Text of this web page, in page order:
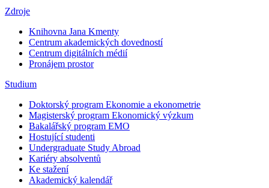
Zdroje
Knihovna Jana Kmenty
Centrum akademických dovedností
Centrum digitálních médií
Pronájem prostor
Studium
Doktorský program Ekonomie a ekonometrie
Magisterský program Ekonomický výzkum
Bakalářský program EMO
Hostující studenti
Undergraduate Study Abroad
Kariéry absolventů
Ke stažení
Akademický kalendář